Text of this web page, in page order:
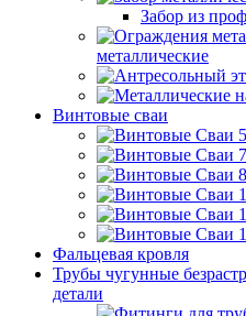
Забор из
металлические
Винтовые сваи
Фальцевая кровля
Трубы чугунные
детали